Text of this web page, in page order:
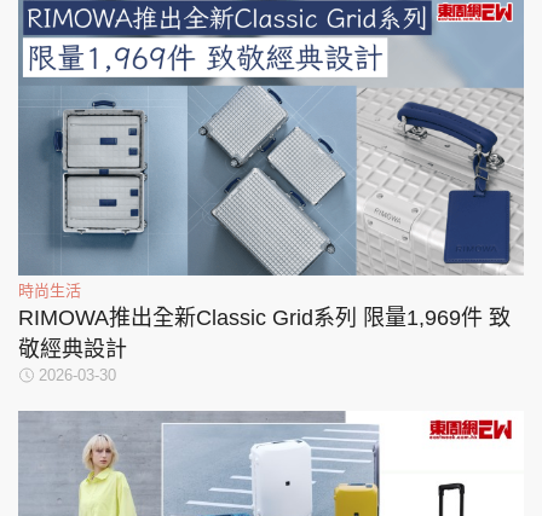
時尚生活
RIMOWA推出全新Classic Grid系列 限量1,969件 致
敬經典設計
2026-03-30